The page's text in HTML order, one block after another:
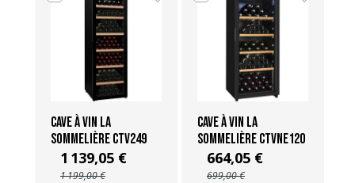
Cave à vin La
Sommelière CTV249
1 139,05 €
1 199,00 €
Cave à vin La
Sommelière CTVNE120
664,05 €
699,00 €